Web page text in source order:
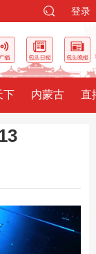
登录
下 内蒙古 直